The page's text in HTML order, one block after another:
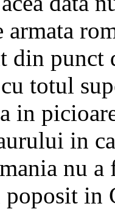
din punct
totul
in
in
nu a
poposit